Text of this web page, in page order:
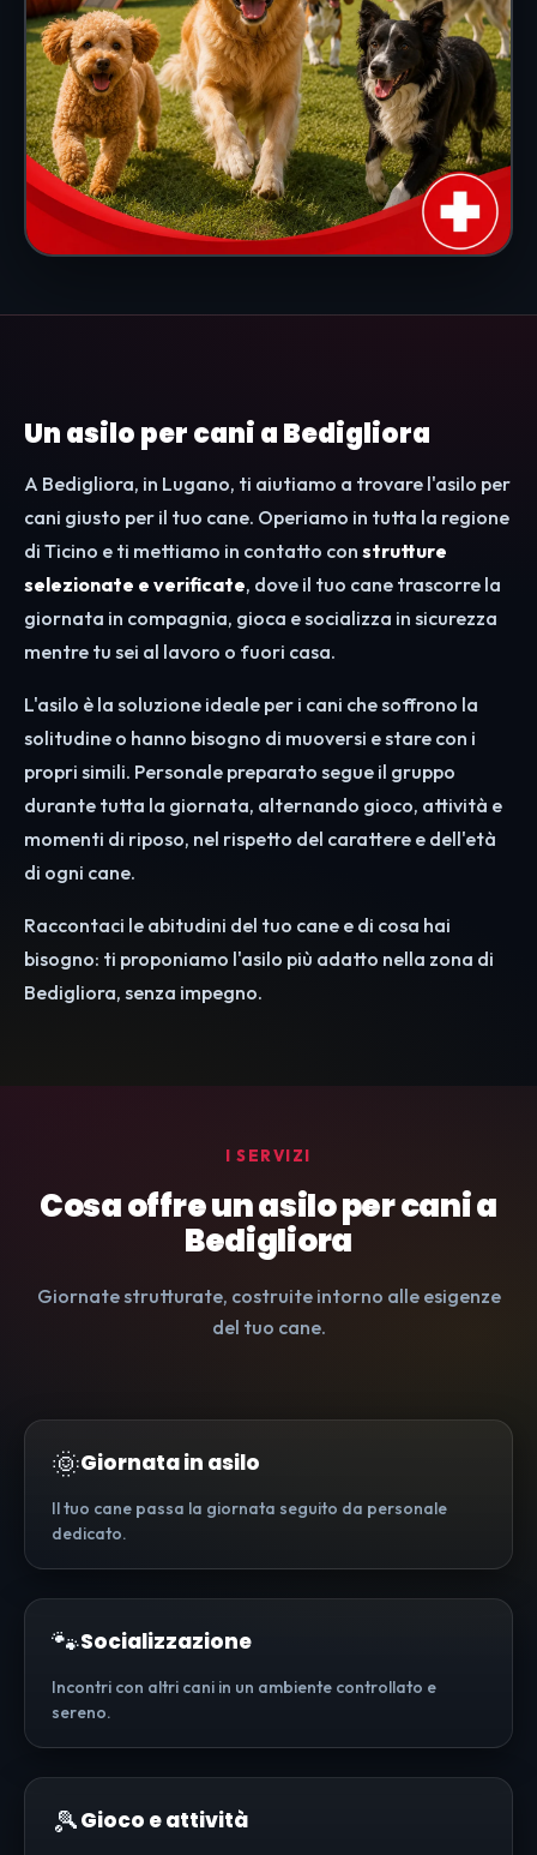
Un asilo per cani a Bedigliora
A Bedigliora, in Lugano, ti aiutiamo a trovare l'asilo per
cani giusto per il tuo cane. Operiamo in tutta la regione
di Ticino e ti mettiamo in contatto con strutture
selezionate e verificate, dove il tuo cane trascorre la
giornata in compagnia, gioca e socializza in sicurezza
mentre tu sei al lavoro o fuori casa.
L'asilo è la soluzione ideale per i cani che soffrono la
solitudine o hanno bisogno di muoversi e stare con i
propri simili. Personale preparato segue il gruppo
durante tutta la giornata, alternando gioco, attività e
momenti di riposo, nel rispetto del carattere e dell'età
di ogni cane.
Raccontaci le abitudini del tuo cane e di cosa hai
bisogno: ti proponiamo l'asilo più adatto nella zona di
Bedigliora, senza impegno.
I SERVIZI
Cosa offre un asilo per cani a
Bedigliora
Giornate strutturate, costruite intorno alle esigenze
del tuo cane.
🌞Giornata in asilo
Il tuo cane passa la giornata seguito da personale
dedicato.
🐾Socializzazione
Incontri con altri cani in un ambiente controllato e
sereno.
🎾Gioco e attività